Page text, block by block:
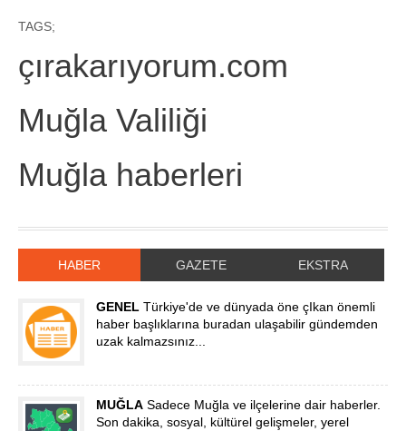
TAGS;
çırakarıyorum.com
Muğla Valiliği
Muğla haberleri
HABER GAZETE EKSTRA
GENEL Türkiye'de ve dünyada öne çIkan önemli
haber başlıklarına buradan ulaşabilir gündemden
uzak kalmazsınız...
MUĞLASadece Muğla ve ilçelerine dair haberler.
Son dakika, sosyal, kültürel gelişmeler, yerel